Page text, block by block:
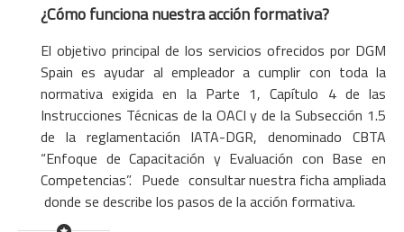
¿Cómo funciona nuestra acción formativa?
El objetivo principal de los servicios ofrecidos por DGM
Spain es ayudar al empleador a cumplir con toda la
normativa exigida en la Parte 1, Capítulo 4 de las
Instrucciones Técnicas de la OACI y de la Subsección 1.5
de la reglamentación IATA-DGR, denominado CBTA
“Enfoque de Capacitación y Evaluación con Base en
Competencias”. Puede consultar nuestra ficha ampliada
donde se describe los pasos de la acción formativa.